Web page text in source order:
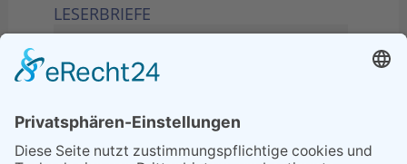
LESERBRIEFE
Sperrung B455: Kleiner
Grenzverkehr statt weite Wege
21.04.2026
Wenn Bahn-Computer nicht
miteinander kommunizieren